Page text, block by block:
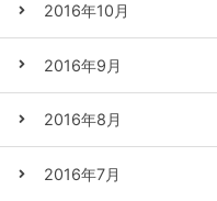
2016年10月
2016年9月
2016年8月
2016年7月